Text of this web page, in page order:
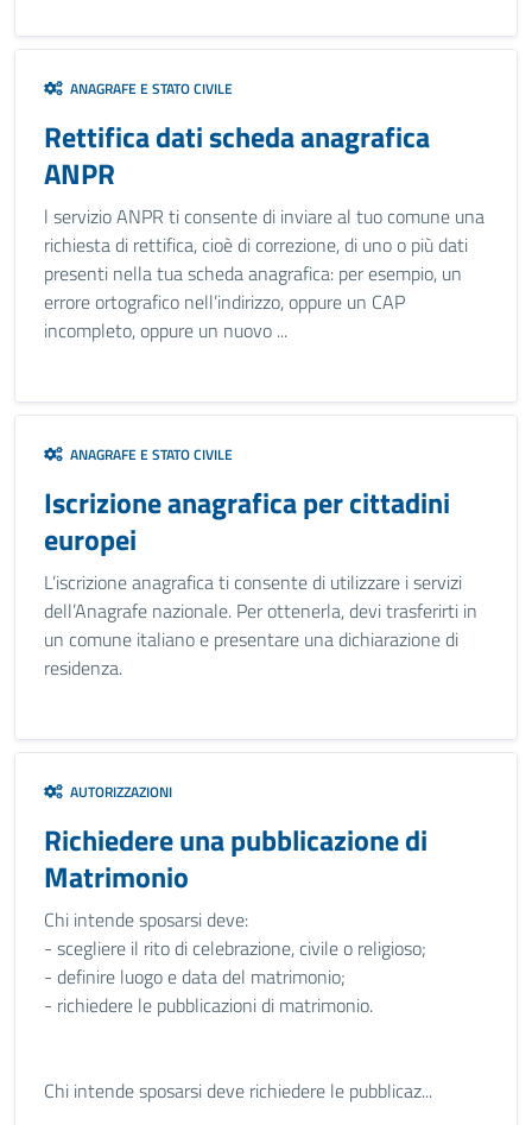
ANAGRAFE E STATO CIVILE
Rettifica dati scheda anagrafica
ANPR
l servizio ANPR ti consente di inviare al tuo comune una
richiesta di rettifica, cioè di correzione, di uno o più dati
presenti nella tua scheda anagrafica: per esempio, un
errore ortografico nell’indirizzo, oppure un CAP
incompleto, oppure un nuovo ...
ANAGRAFE E STATO CIVILE
Iscrizione anagrafica per cittadini
europei
L’iscrizione anagrafica ti consente di utilizzare i servizi
dell’Anagrafe nazionale. Per ottenerla, devi trasferirti in
un comune italiano e presentare una dichiarazione di
residenza.
AUTORIZZAZIONI
Richiedere una pubblicazione di
Matrimonio
Chi intende sposarsi deve:
- scegliere il rito di celebrazione, civile o religioso;
- definire luogo e data del matrimonio;
- richiedere le pubblicazioni di matrimonio.
Chi intende sposarsi deve richiedere le pubblicaz...